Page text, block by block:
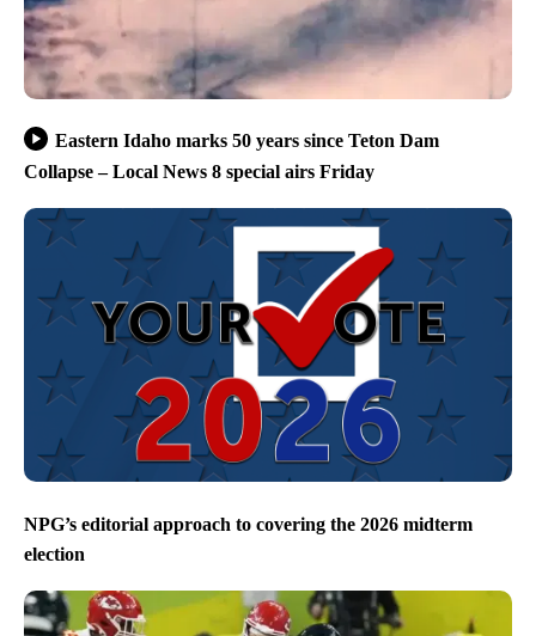
Eastern Idaho marks 50 years since Teton Dam
Collapse – Local News 8 special airs Friday
NPG’s editorial approach to covering the 2026 midterm
election